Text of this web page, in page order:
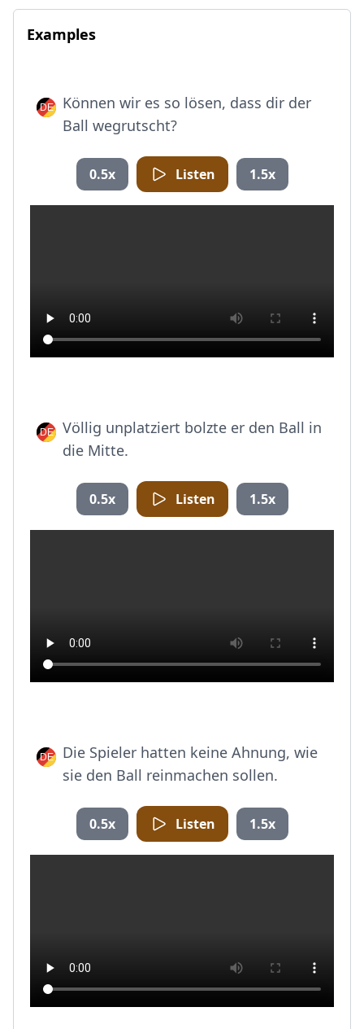
Examples
Können wir es so lösen, dass dir der
Ball wegrutscht?
0.5x Listen 1.5x
Völlig unplatziert bolzte er den Ball in
die Mitte.
0.5x Listen 1.5x
Die Spieler hatten keine Ahnung, wie
sie den Ball reinmachen sollen.
0.5x Listen 1.5x